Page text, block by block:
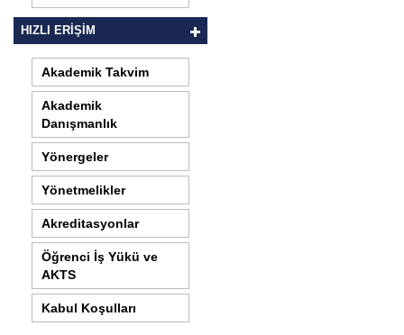
HIZLI ERİŞİM
Akademik Takvim
Akademik
Danışmanlık
Yönergeler
Yönetmelikler
Akreditasyonlar
Öğrenci İş Yükü ve
AKTS
Kabul Koşulları